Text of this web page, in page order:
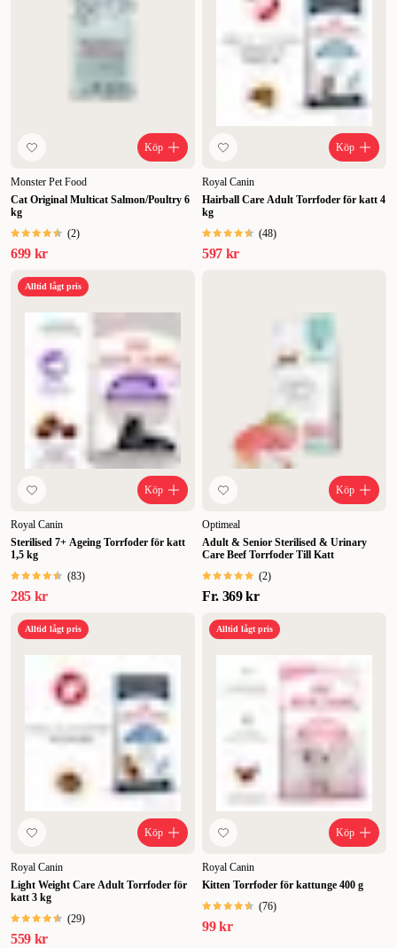
Köp
Monster Pet Food
Cat Original Multicat Salmon/Poultry 6
kg
(2)
699 kr
Köp
Royal Canin
Hairball Care Adult Torrfoder för katt 4
kg
(48)
597 kr
Alltid lågt pris
Köp
Royal Canin
Sterilised 7+ Ageing Torrfoder för katt
1,5 kg
(83)
285 kr
Köp
Optimeal
Adult & Senior Sterilised & Urinary
Care Beef Torrfoder Till Katt
(2)
Fr. 369 kr
Alltid lågt pris
Köp
Royal Canin
Light Weight Care Adult Torrfoder för
katt 3 kg
(29)
559 kr
Alltid lågt pris
Köp
Royal Canin
Kitten Torrfoder för kattunge 400 g
(76)
99 kr